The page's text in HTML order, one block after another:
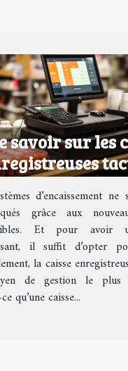
savoir sur les
d’encaissement
grâce aux
Et pour avoir
il suffit d’opter
la caisse
de gestion le plus
qu’une caisse...